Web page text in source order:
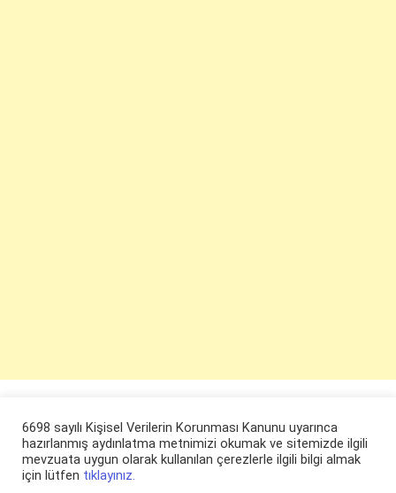
6698 sayılı Kişisel Verilerin Korunması Kanunu uyarınca
hazırlanmış aydınlatma metnimizi okumak ve sitemizde ilgili
mevzuata uygun olarak kullanılan çerezlerle ilgili bilgi almak
için lütfen tıklayınız.